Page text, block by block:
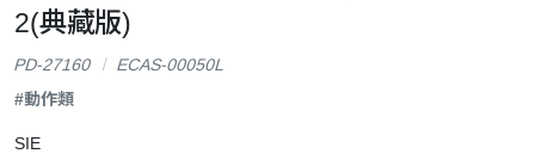
2(典藏版)
PD-27160
ECAS-00050L
#動作類
SIE